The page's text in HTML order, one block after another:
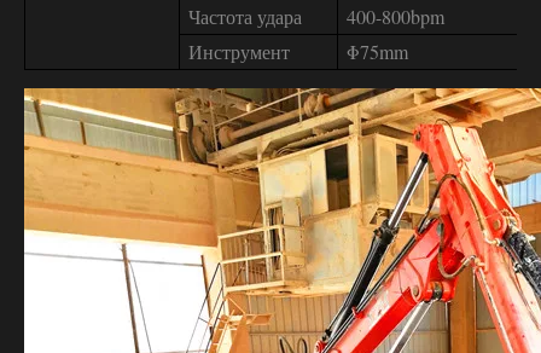
Частота удара
400-800bpm
Инструмент
Φ75mm